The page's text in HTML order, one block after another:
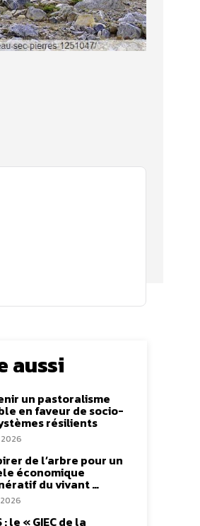
aussi
un pastoralisme
en faveur de socio-
résilients
de l’arbre pour un
économique
du vivant …
: le « GIEC de la